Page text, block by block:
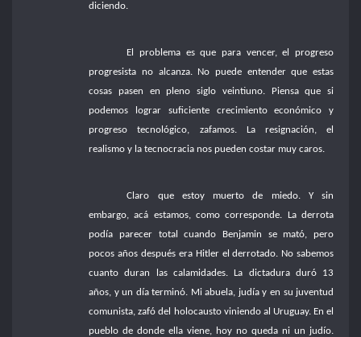
diciendo.
El problema es que para vencer, el progreso
progresista no alcanza. No puede entender que estas
cosas pasen en pleno siglo veintiuno. Piensa que si
podemos lograr suficiente crecimiento económico y
progreso tecnológico, zafamos. La resignación, el
realismo y la tecnocracia nos pueden costar muy caros.
Claro que estoy muerto de miedo. Y sin
embargo, acá estamos, como corresponde. La derrota
podía parecer total cuando Benjamin se mató, pero
pocos años después era Hitler el derrotado. No sabemos
cuanto duran las calamidades. La dictadura duró 13
años, y un día terminó. Mi abuela, judía y en su juventud
comunista, zafó del holocausto viniendo al Uruguay. En el
pueblo de donde ella viene, hoy no queda ni un judío.